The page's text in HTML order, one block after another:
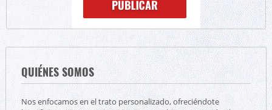
QUIÉNES SOMOS
Nos enfocamos en el trato personalizado, ofreciéndote